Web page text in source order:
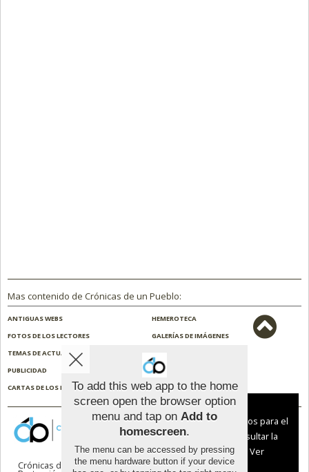
Mas contenido de Crónicas de un Pueblo:
ANTIGUAS WEBS
HEMEROTECA
FOTOS DE LOS LECTORES
GALERÍAS DE IMÁGENES
TEMAS DE ACTUALIDAD
PUBLICIDAD
CONTACTO
CARTAS DE LOS LECTORES
ENCUESTAS
Crónicas de un Pueblo |Términos de uso|
To add this web app to the home
screen open the browser option
menu and tap on Add to
homescreen.
The menu can be accessed by pressing
the menu hardware button if your device
Aviso sobre el Uso de cookies:
Utilizamos cookies nuestras y de terceros para el
funcionamiento del digital. Puedes consultar la
lista de cookies y como desconectarlas.
Ver
nuestra Política de Privacidad y Cookies